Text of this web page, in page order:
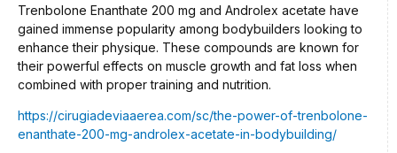
Trenbolone Enanthate 200 mg and Androlex acetate have
gained immense popularity among bodybuilders looking to
enhance their physique. These compounds are known for
their powerful effects on muscle growth and fat loss when
combined with proper training and nutrition.
https://cirugiadeviaaerea.com/sc/the-power-of-trenbolone-
enanthate-200-mg-androlex-acetate-in-bodybuilding/